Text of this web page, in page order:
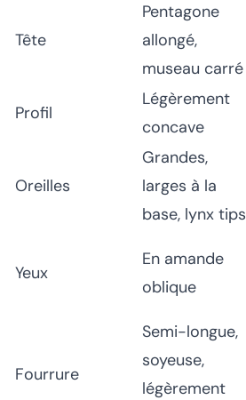
Tête
Pentagone
allongé,
museau carré
Profil
Légèrement
concave
Oreilles
Grandes,
larges à la
base, lynx tips
Yeux
En amande
oblique
Fourrure
Semi-longue,
soyeuse,
légèrement